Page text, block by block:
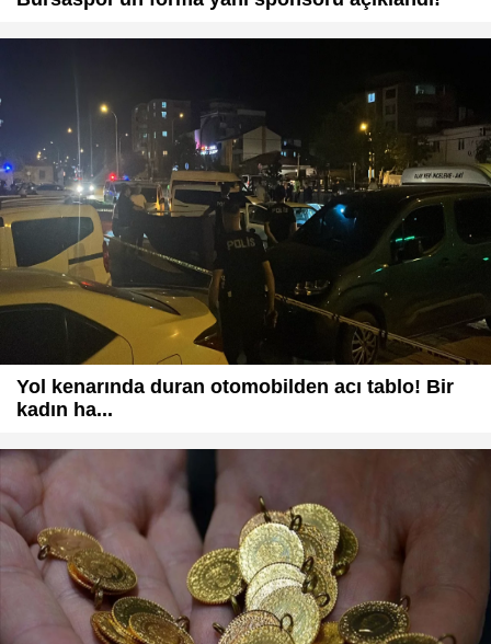
Yol kenarında duran otomobilden acı tablo! Bir
kadın ha...